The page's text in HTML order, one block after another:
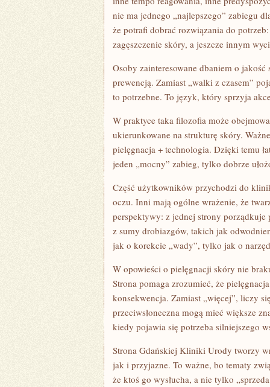
nie ma jednego „najlepszego” zabiegu
że potrafi dobrać rozwiązania do
zagęszczenie skóry, a jeszcze innym
Osoby zainteresowane dbaniem o
prewencją. Zamiast „walki z czasem”
to potrzebne. To język, który sprzyja
W praktyce taka filozofia może
ukierunkowane na strukturę skóry.
pielęgnacja + technologia. Dzięki temu
jeden „mocny” zabieg, tylko dobrze
Część użytkowników przychodzi do
oczu. Inni mają ogólne wrażenie, że
perspektywy: z jednej strony
z sumy drobiazgów, takich jak
jak o korekcie „wady”, tylko jak o
W opowieści o pielęgnacji skóry nie
Strona pomaga zrozumieć, że
konsekwencja. Zamiast „więcej”, liczy
przeciwsłoneczna mogą mieć większe
kiedy pojawia się potrzeba silniejszego
Strona Gdańskiej Kliniki Urody tworzy
jak i przyjazne. To ważne, bo tematy
że ktoś go wysłucha, a nie tylko